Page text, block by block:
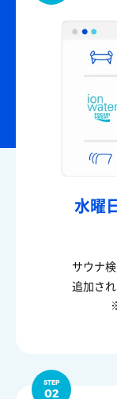
水曜
サウナ
追加さ
STEP
02